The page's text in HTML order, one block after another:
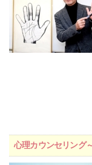
心理カウンセリング